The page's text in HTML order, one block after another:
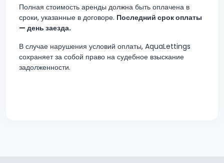
Полная стоимость аренды должна быть оплачена в
сроки, указанные в договоре. Последний срок оплаты
— день заезда.
В случае нарушения условий оплаты, AquaLettings
сохраняет за собой право на судебное взыскание
задолженности.